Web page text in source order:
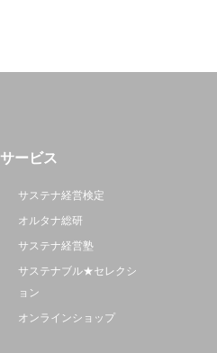
サービス
サステナ経営検定
オルタナ総研
サステナ経営塾
サステナブル★セレクシ
ョン
オンラインショップ